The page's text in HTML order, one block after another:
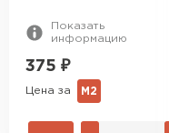
Kvinta plus
Kamea
NormanMP
6.5
ОБЩАЯ
Показать
информацию
375 ₽
Цена за М2